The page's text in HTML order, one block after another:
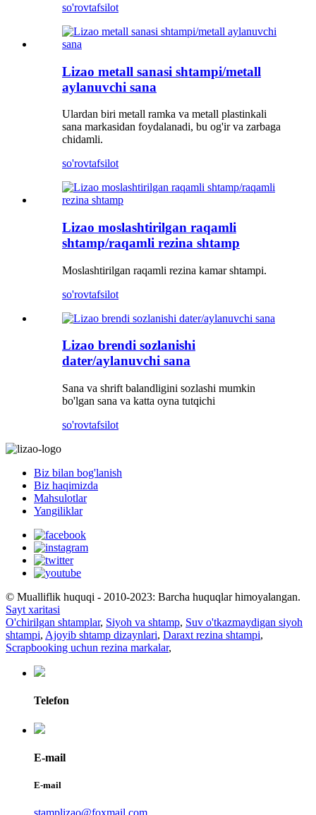
so'rovtafsilot
Lizao metall sanasi shtampi/metall
aylanuvchi sana
Ulardan biri metall ramka va metall plastinkali
sana markasidan foydalanadi, bu og'ir va zarbaga
chidamli.
so'rovtafsilot
Lizao moslashtirilgan raqamli
shtamp/raqamli rezina shtamp
Moslashtirilgan raqamli rezina kamar shtampi.
so'rovtafsilot
Lizao brendi sozlanishi
dater/aylanuvchi sana
Sana va shrift balandligini sozlashi mumkin
bo'lgan sana va katta oyna tutqichi
so'rovtafsilot
Biz bilan bog'lanish
Biz haqimizda
Mahsulotlar
Yangiliklar
© Mualliflik huquqi - 2010-2023: Barcha huquqlar himoyalangan.
Sayt xaritasi
O'chirilgan shtamplar, Siyoh va shtamp, Suv o'tkazmaydigan siyoh
shtampi, Ajoyib shtamp dizaynlari, Daraxt rezina shtampi,
Scrapbooking uchun rezina markalar,
Telefon
E-mail
E-mail